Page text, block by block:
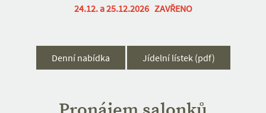
24.12. a 25.12.2026 ZAVŘENO
Denní nabídka Jídelní lístek (pdf)